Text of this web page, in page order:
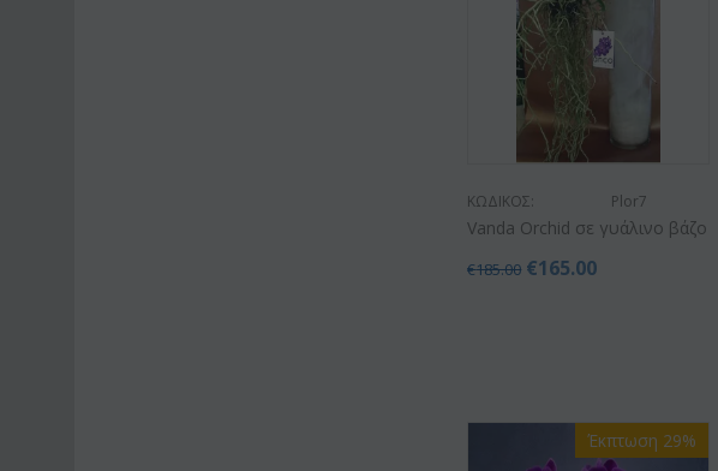
ΚΩΔΙΚΟΣ: Plor7
Vanda Orchid σε γυάλινο βάζο
€185.00 €165.00
Έκπτωση 29%